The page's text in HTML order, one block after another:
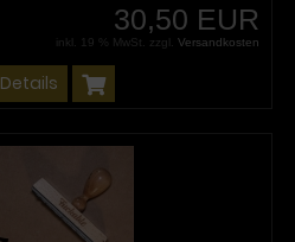
30,50 EUR
inkl. 19 % MwSt. zzgl. Versandkosten
Details